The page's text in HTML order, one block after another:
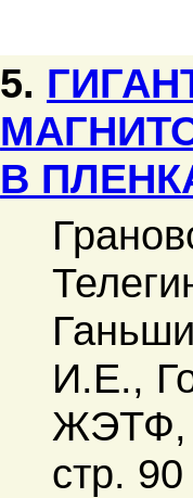
5.
В
И.Е.,
ЖЭТФ,
стр. 90